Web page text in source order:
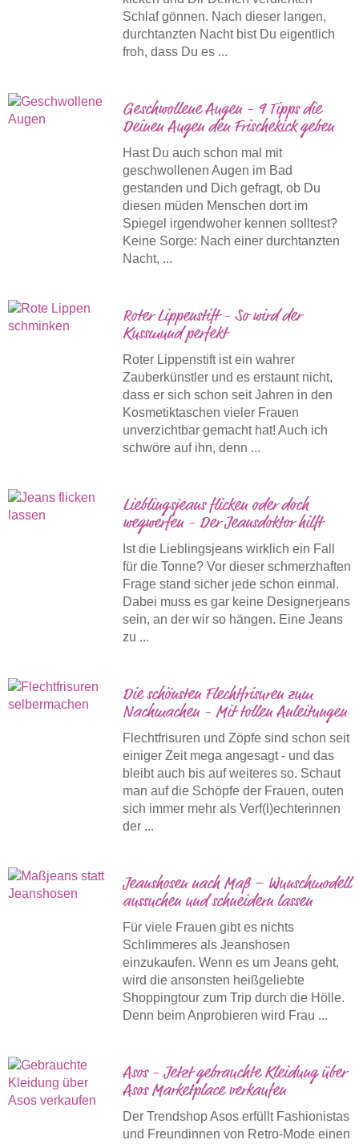
Schlaf gönnen. Nach dieser langen,
durchtanzten Nacht bist Du eigentlich
froh, dass Du es ...
Geschwollene Augen - 9 Tipps die
Deinen Augen den Frischekick geben
Hast Du auch schon mal mit
geschwollenen Augen im Bad
gestanden und Dich gefragt, ob Du
diesen müden Menschen dort im
Spiegel irgendwoher kennen solltest?
Keine Sorge: Nach einer durchtanzten
Nacht, ...
Roter Lippenstift - So wird der
Kussmund perfekt
Roter Lippenstift ist ein wahrer
Zauberkünstler und es erstaunt nicht,
dass er sich schon seit Jahren in den
Kosmetiktaschen vieler Frauen
unverzichtbar gemacht hat! Auch ich
schwöre auf ihn, denn ...
Lieblingsjeans flicken oder doch
wegwerfen - Der Jeansdoktor hilft
Ist die Lieblingsjeans wirklich ein Fall
für die Tonne? Vor dieser schmerzhaften
Frage stand sicher jede schon einmal.
Dabei muss es gar keine Designerjeans
sein, an der wir so hängen. Eine Jeans
zu ...
Die schönsten Flechtfrisuren zum
Nachmachen - Mit tollen Anleitungen
Flechtfrisuren und Zöpfe sind schon seit
einiger Zeit mega angesagt - und das
bleibt auch bis auf weiteres so. Schaut
man auf die Schöpfe der Frauen, outen
sich immer mehr als Verf(l)echterinnen
der ...
Jeanshosen nach Maß – Wunschmodell
aussuchen und schneidern lassen
Für viele Frauen gibt es nichts
Schlimmeres als Jeanshosen
einzukaufen. Wenn es um Jeans geht,
wird die ansonsten heißgeliebte
Shoppingtour zum Trip durch die Hölle.
Denn beim Anprobieren wird Frau ...
Asos - Jetzt gebrauchte Kleidung über
Asos Marketplace verkaufen
Der Trendshop Asos erfüllt Fashionistas
und Freundinnen von Retro-Mode einen